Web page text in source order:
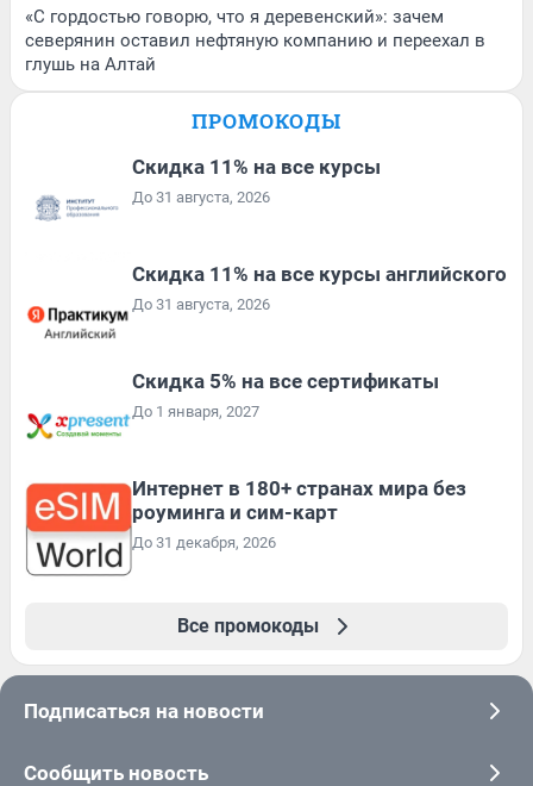
«С гордостью говорю, что я деревенский»: зачем
северянин оставил нефтяную компанию и переехал в
глушь на Алтай
ПРОМОКОДЫ
Скидка 11% на все курсы
До 31 августа, 2026
Скидка 11% на все курсы английского
До 31 августа, 2026
Скидка 5% на все сертификаты
До 1 января, 2027
Интернет в 180+ странах мира без
роуминга и сим-карт
До 31 декабря, 2026
Все промокоды
Подписаться на новости
Сообщить новость